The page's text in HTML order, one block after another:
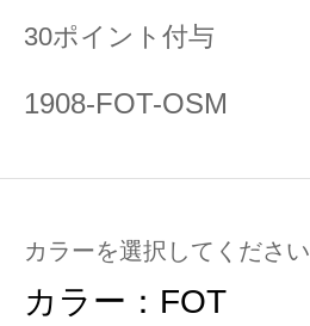
30ポイント付与
1908-FOT-OSM
カラーを選択してください
カラー： FOT